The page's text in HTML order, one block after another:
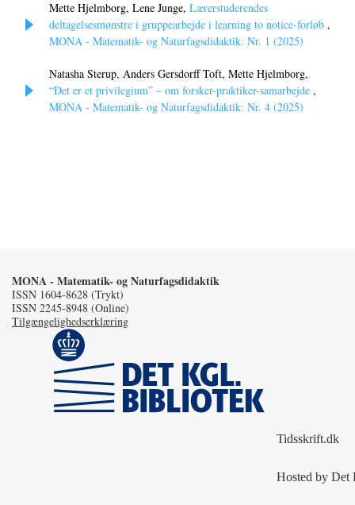
Mette Hjelmborg, Lene Junge, Lærerstuderendes
deltagelsesmønstre i gruppearbejde i learning to notice-forløb ,
MONA - Matematik- og Naturfagsdidaktik: Nr. 1 (2025)
Natasha Sterup, Anders Gersdorff Toft, Mette Hjelmborg,
“Det er et privilegium” – om forsker-praktiker-samarbejde ,
MONA - Matematik- og Naturfagsdidaktik: Nr. 4 (2025)
MONA - Matematik- og Naturfagsdidaktik
ISSN 1604-8628 (Trykt)
ISSN 2245-8948 (Online)
Tilgængelighedserklæring